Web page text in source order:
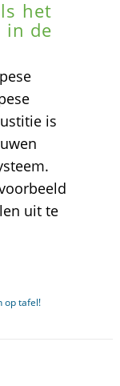
het
in de
is
uit te
op tafel!